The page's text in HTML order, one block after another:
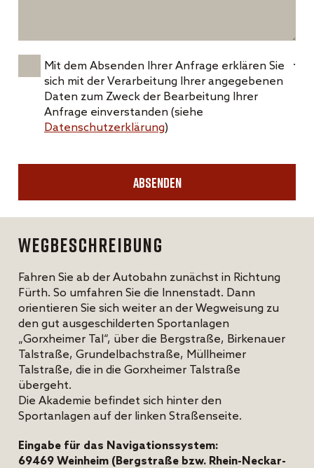
Mit dem Absenden Ihrer Anfrage erklären Sie
sich mit der Verarbeitung Ihrer angegebenen
Daten zum Zweck der Bearbeitung Ihrer
Anfrage einverstanden (siehe
Datenschutzerklärung)
.
Wegbeschreibung
Fahren Sie ab der Autobahn zunächst in Richtung
Fürth. So umfahren Sie die Innenstadt. Dann
orientieren Sie sich weiter an der Wegweisung zu
den gut ausgeschilderten Sportanlagen
„Gorxheimer Tal“, über die Bergstraße, Birkenauer
Talstraße, Grundelbachstraße, Müllheimer
Talstraße, die in die Gorxheimer Talstraße
übergeht.
Die Akademie befindet sich hinter den
Sportanlagen auf der linken Straßenseite.
Eingabe für das Navigationssystem:
69469 Weinheim (Bergstraße bzw. Rhein-Neckar-